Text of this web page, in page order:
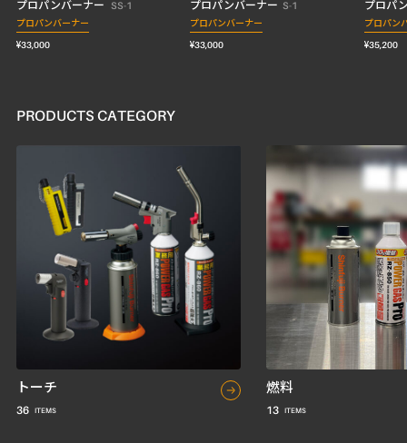
プロパンバーナー SS-1
プロパンバーナー
¥33,000
プロパンバーナー S-1
プロパンバーナー
¥33,000
プロパ
プロパン
¥35,200
PRODUCTS CATEGORY
トーチ
36
燃料
13